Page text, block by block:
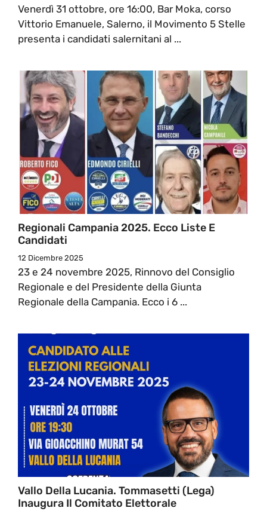
Venerdì 31 ottobre, ore 16:00, Bar Moka, corso
Vittorio Emanuele, Salerno, il Movimento 5 Stelle
presenta i candidati salernitani al ...
Regionali Campania 2025. Ecco Liste E
Candidati
12 Dicembre 2025
23 e 24 novembre 2025, Rinnovo del Consiglio
Regionale e del Presidente della Giunta
Regionale della Campania. Ecco i 6 ...
Vallo Della Lucania. Tommasetti (Lega)
Inaugura Il Comitato Elettorale